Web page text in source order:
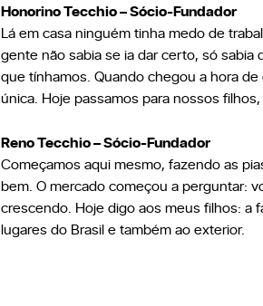
Honorino Tecchio – Sócio-Fundador
Lá em casa ninguém tinha medo de
gente não sabia se ia dar certo, só sabia
que tínhamos. Quando chegou a hora
única. Hoje passamos para nossos
Reno Tecchio – Sócio-Fundador
Começamos aqui mesmo, fazendo as
bem. O mercado começou a perguntar:
crescendo. Hoje digo aos meus filhos: a
lugares do Brasil e também ao exterior.